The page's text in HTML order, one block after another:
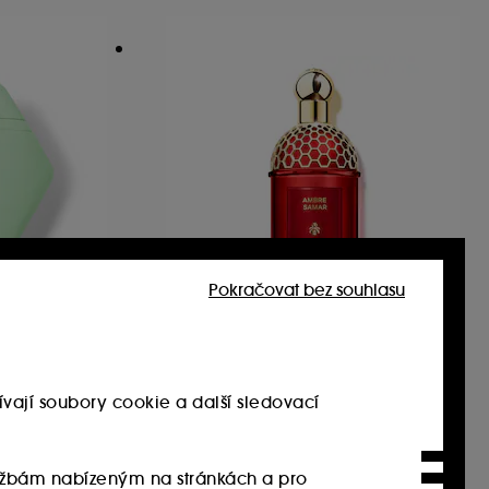
Eau de Parfum
2
soubory cookie a další sledovací
nabízeným na stránkách a pro
Pokračovat bez souhlasu